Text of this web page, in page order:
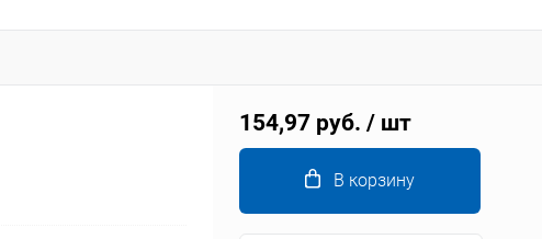
154,97 руб. / шт
В корзину